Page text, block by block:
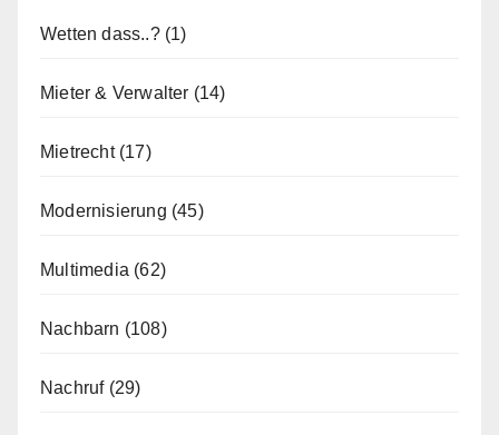
Wetten dass..?(1)
Mieter & Verwalter (14)
Mietrecht(17)
Modernisierung (45)
Multimedia (62)
Nachbarn (108)
Nachruf(29)